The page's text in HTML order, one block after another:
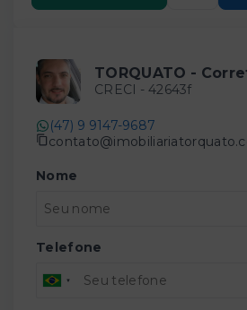
TORQUATO -
CRECI - 42643f
(47) 9 9147-9687
Nome
Telefone